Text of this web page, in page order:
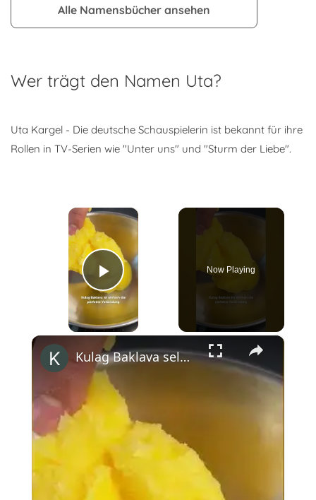
Alle Namensbücher ansehen
Wer trägt den Namen Uta?
Uta Kargel - Die deutsche Schauspielerin ist bekannt für ihre
Rollen in TV-Serien wie "Unter uns" und "Sturm der Liebe".
×
Play Video
Now Playing
×
Kulag Baklava selbst machen #shorts